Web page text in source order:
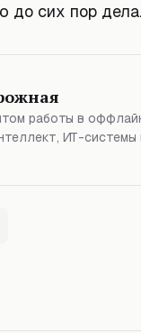
до сих пор
работы в
ИТ-